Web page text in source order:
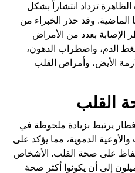
تزداد انتشاراً بشكل
وقد حذر الخبراء من
الإصابة بعدد من الأمراض
الدم، واضطراب الدهون،
الأيض، وأمراض القلب
القلب
يرتبط بزيادة ملحوظة في
الدموية، مما يؤكد على
على صحة القلب. الأشخاص
إلى أن يكونوا أكثر صحة